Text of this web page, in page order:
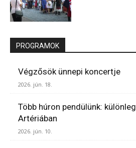
PROGRAMOK
Végzősök ünnepi koncertje
2026. jún. 18.
Több húron pendülünk:
Artériában
2026. jún. 10.